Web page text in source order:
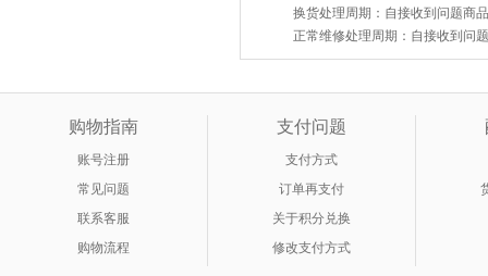
换货处理周期：自接收到问题商
正常维修处理周期：自接收到问
购物指南
账号注册
常见问题
联系客服
购物流程
支付问题
支付方式
订单再支付
关于积分兑换
修改支付方式